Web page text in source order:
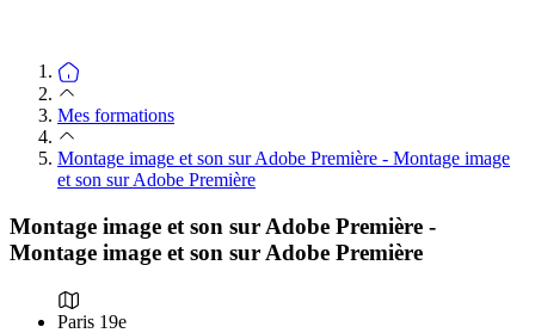
Mes formations
Montage image et son sur Adobe Première - Montage image
et son sur Adobe Première
Montage image et son sur Adobe Première -
Montage image et son sur Adobe Première
Paris 19e